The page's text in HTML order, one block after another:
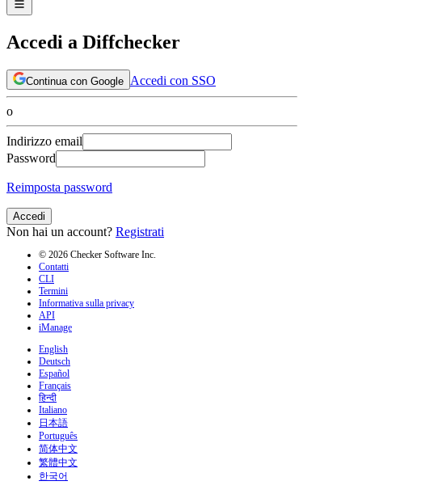
Accedi a Diffchecker
Continua con Google Accedi con SSO
o
Indirizzo email
Password
Reimposta password
Accedi
Non hai un account? Registrati
© 2026 Checker Software Inc.
Contatti
CLI
Termini
Informativa sulla privacy
API
iManage
English
Deutsch
Español
Français
हिन्दी
Italiano
日本語
Português
简体中文
繁體中文
한국어